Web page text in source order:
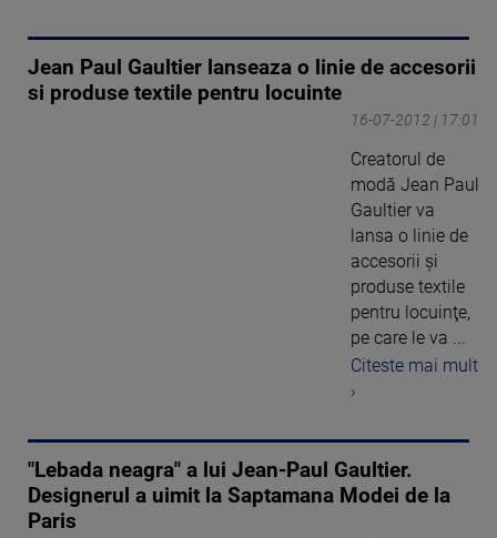
Jean Paul Gaultier lanseaza o linie de accesorii
si produse textile pentru locuinte
16-07-2012 | 17:01
Creatorul de
modă Jean Paul
Gaultier va
lansa o linie de
accesorii şi
produse textile
pentru locuinţe,
pe care le va ...
Citeste mai mult
›
"Lebada neagra" a lui Jean-Paul Gaultier.
Designerul a uimit la Saptamana Modei de la
Paris